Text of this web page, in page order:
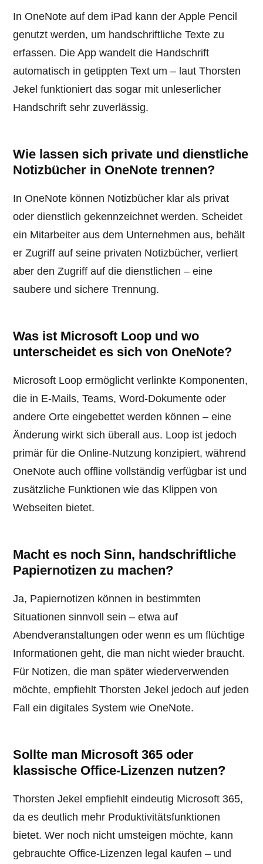
In OneNote auf dem iPad kann der Apple Pencil
genutzt werden, um handschriftliche Texte zu
erfassen. Die App wandelt die Handschrift
automatisch in getippten Text um – laut Thorsten
Jekel funktioniert das sogar mit unleserlicher
Handschrift sehr zuverlässig.
Wie lassen sich private und dienstliche
Notizbücher in OneNote trennen?
In OneNote können Notizbücher klar als privat
oder dienstlich gekennzeichnet werden. Scheidet
ein Mitarbeiter aus dem Unternehmen aus, behält
er Zugriff auf seine privaten Notizbücher, verliert
aber den Zugriff auf die dienstlichen – eine
saubere und sichere Trennung.
Was ist Microsoft Loop und wo
unterscheidet es sich von OneNote?
Microsoft Loop ermöglicht verlinkte Komponenten,
die in E-Mails, Teams, Word-Dokumente oder
andere Orte eingebettet werden können – eine
Änderung wirkt sich überall aus. Loop ist jedoch
primär für die Online-Nutzung konzipiert, während
OneNote auch offline vollständig verfügbar ist und
zusätzliche Funktionen wie das Klippen von
Webseiten bietet.
Macht es noch Sinn, handschriftliche
Papiernotizen zu machen?
Ja, Papiernotizen können in bestimmten
Situationen sinnvoll sein – etwa auf
Abendveranstaltungen oder wenn es um flüchtige
Informationen geht, die man nicht wieder braucht.
Für Notizen, die man später wiederverwenden
möchte, empfiehlt Thorsten Jekel jedoch auf jeden
Fall ein digitales System wie OneNote.
Sollte man Microsoft 365 oder
klassische Office-Lizenzen nutzen?
Thorsten Jekel empfiehlt eindeutig Microsoft 365,
da es deutlich mehr Produktivitätsfunktionen
bietet. Wer noch nicht umsteigen möchte, kann
gebrauchte Office-Lizenzen legal kaufen – und